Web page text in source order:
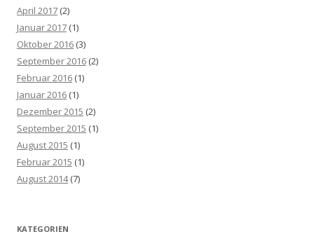
April 2017 (2)
Januar 2017 (1)
Oktober 2016 (3)
September 2016 (2)
Februar 2016 (1)
Januar 2016 (1)
Dezember 2015 (2)
September 2015 (1)
August 2015 (1)
Februar 2015 (1)
August 2014(7)
KATEGORIEN